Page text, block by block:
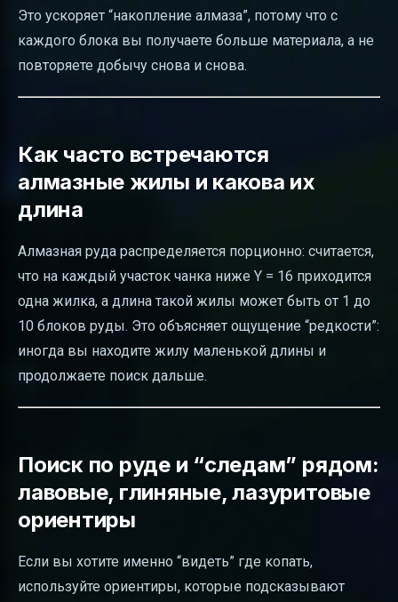
Это ускоряет “накопление алмаза”, потому что с
каждого блока вы получаете больше материала, а не
повторяете добычу снова и снова.
Как часто встречаются
алмазные жилы и какова их
длина
Алмазная руда распределяется порционно: считается,
что на каждый участок чанка ниже Y = 16 приходится
одна жилка, а длина такой жилы может быть от 1 до
10 блоков руды. Это объясняет ощущение “редкости”:
иногда вы находите жилу маленькой длины и
продолжаете поиск дальше.
Поиск по руде и “следам” рядом:
лавовые, глиняные, лазуритовые
ориентиры
Если вы хотите именно “видеть” где копать,
используйте ориентиры, которые подсказывают